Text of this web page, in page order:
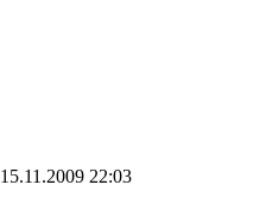
15.11.2009 22:03